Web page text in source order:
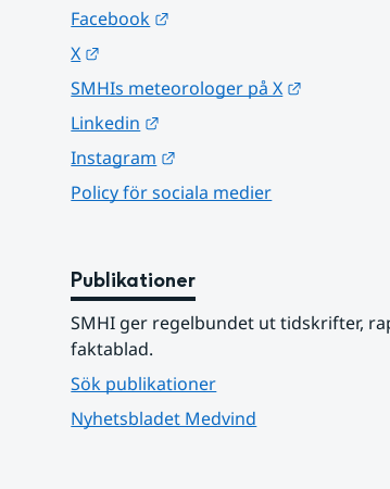
Facebook
X
SMHIs meteorologer på X
Linkedin
Instagram
Policy för sociala medier
Publikationer
SMHI ger regelbundet ut tidskrifter,
faktablad.
Sök publikationer
Nyhetsbladet Medvind